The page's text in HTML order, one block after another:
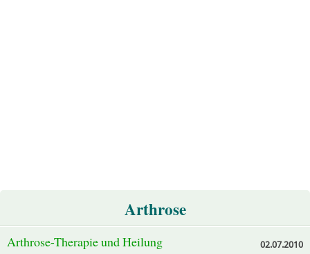
Arthrose
Arthrose-Therapie und Heilung 02.07.2010